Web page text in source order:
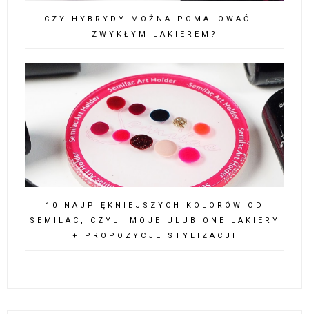
CZY HYBRYDY MOŻNA POMALOWAĆ...
ZWYKŁYM LAKIEREM?
10 NAJPIĘKNIEJSZYCH KOLORÓW OD
SEMILAC, CZYLI MOJE ULUBIONE LAKIERY
+ PROPOZYCJE STYLIZACJI